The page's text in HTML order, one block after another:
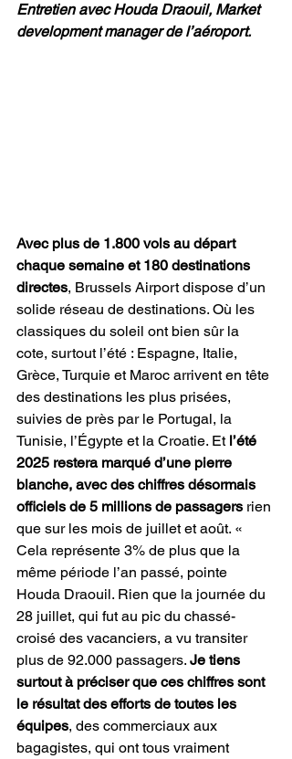
Entretien avec Houda Draouil, Market
development manager de l’aéroport.
Avec plus de 1.800 vols au départ
chaque semaine et 180 destinations
directes, Brussels Airport dispose d’un
solide réseau de destinations. Où les
classiques du soleil ont bien sûr la
cote, surtout l’été : Espagne, Italie,
Grèce, Turquie et Maroc arrivent en tête
des destinations les plus prisées,
suivies de près par le Portugal, la
Tunisie, l’Égypte et la Croatie. Et l’été
2025 restera marqué d’une pierre
blanche, avec des chiffres désormais
officiels de 5 millions de passagers rien
que sur les mois de juillet et août. «
Cela représente 3% de plus que la
même période l’an passé, pointe
Houda Draouil. Rien que la journée du
28 juillet, qui fut au pic du chassé-
croisé des vacanciers, a vu transiter
plus de 92.000 passagers. Je tiens
surtout à préciser que ces chiffres sont
le résultat des efforts de toutes les
équipes, des commerciaux aux
bagagistes, qui ont tous vraiment